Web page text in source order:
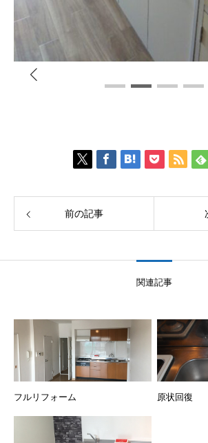
前の記事
関連記事
フルリフォーム 原状回復